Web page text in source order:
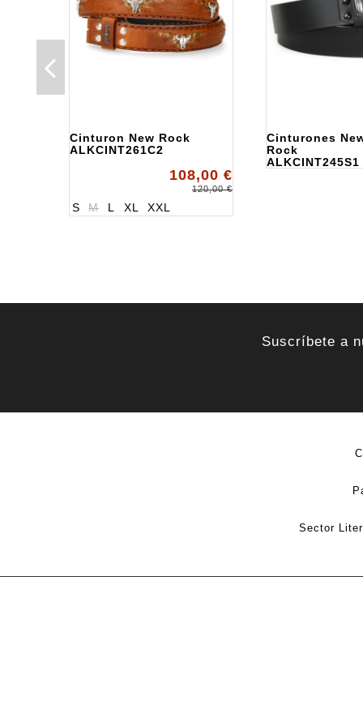
Cinturon New Rock
ALKCINT261C2
108,00 €
120,00 €
S M L XL XXL
Cinturones
Rock
ALKCINT245S1
Suscríbete a
Sector